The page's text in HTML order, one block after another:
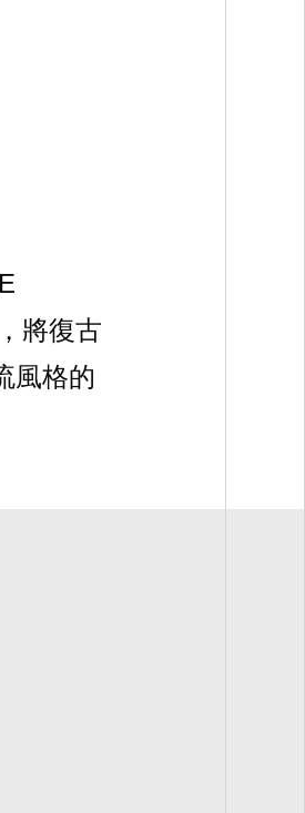
將復古
風格的